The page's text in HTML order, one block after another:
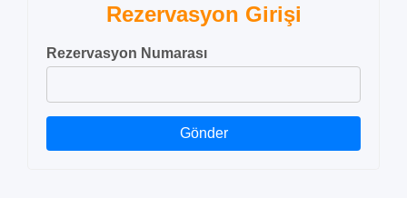
Rezervasyon Girişi
Rezervasyon Numarası
Gönder